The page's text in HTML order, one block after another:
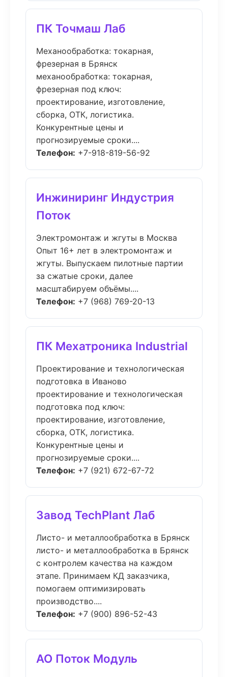
ПК Точмаш Лаб
Механообработка: токарная,
фрезерная в Брянск
механообработка: токарная,
фрезерная под ключ:
проектирование, изготовление,
сборка, ОТК, логистика.
Конкурентные цены и
прогнозируемые сроки....
Телефон: +7-918-819-56-92
Инжиниринг Индустрия
Поток
Электромонтаж и жгуты в Москва
Опыт 16+ лет в электромонтаж и
жгуты. Выпускаем пилотные партии
за сжатые сроки, далее
масштабируем объёмы....
Телефон: +7 (968) 769-20-13
ПК Мехатроника Industrial
Проектирование и технологическая
подготовка в Иваново
проектирование и технологическая
подготовка под ключ:
проектирование, изготовление,
сборка, ОТК, логистика.
Конкурентные цены и
прогнозируемые сроки....
Телефон: +7 (921) 672-67-72
Завод TechPlant Лаб
Листо- и металлообработка в Брянск
листо- и металлообработка в Брянск
с контролем качества на каждом
этапе. Принимаем КД заказчика,
помогаем оптимизировать
производство....
Телефон: +7 (900) 896-52-43
АО Поток Модуль